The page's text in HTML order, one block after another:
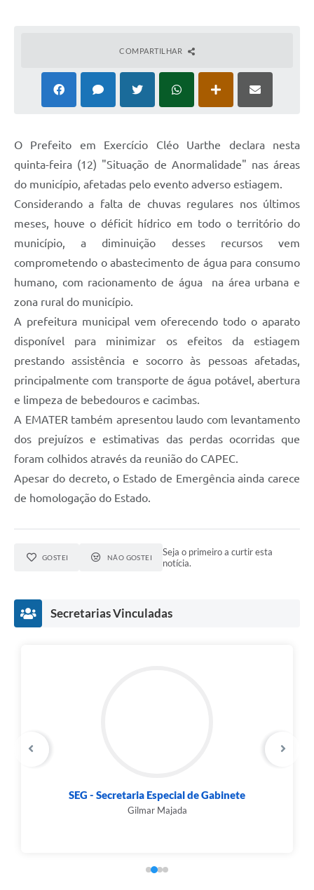
COMPARTILHAR
O Prefeito em Exercício Cléo Uarthe declara nesta
quinta-feira (12) "Situação de Anormalidade" nas áreas
do município, afetadas pelo evento adverso estiagem.
Considerando a falta de chuvas regulares nos últimos
meses, houve o déficit hídrico em todo o território do
município, a diminuição desses recursos vem
comprometendo o abastecimento de água para consumo
humano, com racionamento de água na área urbana e
zona rural do município.
A prefeitura municipal vem oferecendo todo o aparato
disponível para minimizar os efeitos da estiagem
prestando assistência e socorro às pessoas afetadas,
principalmente com transporte de água potável, abertura
e limpeza de bebedouros e cacimbas.
A EMATER também apresentou laudo com levantamento
dos prejuízos e estimativas das perdas ocorridas que
foram colhidos através da reunião do CAPEC.
Apesar do decreto, o Estado de Emergência ainda carece
de homologação do Estado.
GOSTEI NÃO GOSTEI
Seja o primeiro a curtir esta
notícia.
Secretarias Vinculadas
SEG - Secretaria Especial de Gabinete
Gilmar Majada